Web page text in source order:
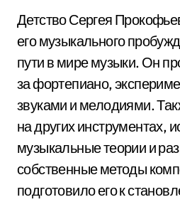
Детство Сергея
его музыкального
пути в мире музыки. Он
за фортепиано,
звуками и мелодиями.
на других инструментах,
музыкальные теории и
собственные методы
подготовило его к